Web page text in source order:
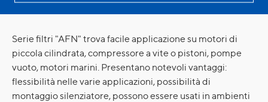
Serie filtri "AFN" trova facile applicazione su motori di
piccola cilindrata, compressore a vite o pistoni, pompe
vuoto, motori marini. Presentano notevoli vantaggi:
flessibilità nelle varie applicazioni, possibilità di
montaggio silenziatore, possono essere usati in ambienti